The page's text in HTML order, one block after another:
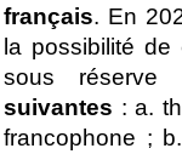
français. En
la possibilité
sous réserve
suivantes : a.
francophone ;